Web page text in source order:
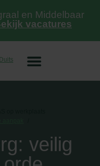
en Middelbaar
vacatures
veilig